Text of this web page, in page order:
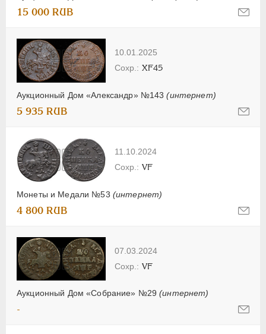
15 000 RUB
10.01.2025
Аукционный Дом «Александр» №143(интернет)
XF45
5 935 RUB
11.10.2024
Монеты и Медали №53 (интернет)
VF
4 800 RUB
07.03.2024
Аукционный Дом «Собрание» №29(интернет)
VF
-